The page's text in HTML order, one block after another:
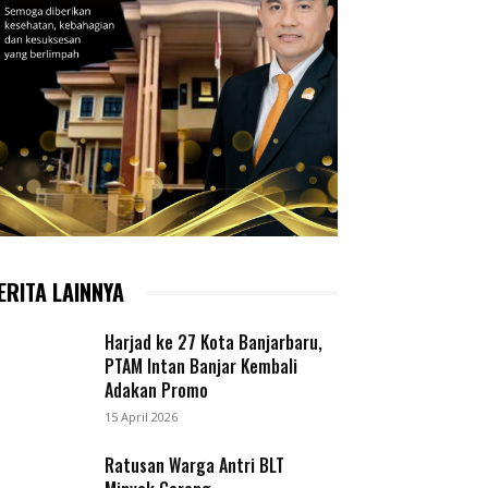
LAINNYA
Harjad ke 27 Kota Banjarbaru,
PTAM Intan Banjar Kembali
Adakan Promo
15 April 2026
Ratusan Warga Antri BLT